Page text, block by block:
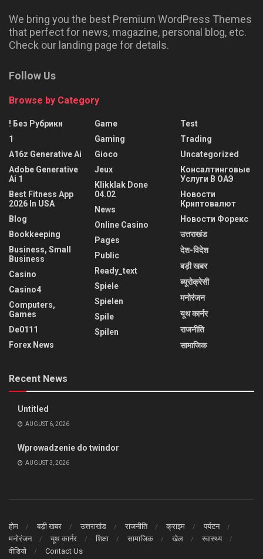
We bring you the best Premium WordPress Themes
that perfect for news, magazine, personal blog, etc.
Check our landing page for details.
Follow Us
Browse by Category
! Без Рубрики
1
A16z Generative Ai
Adobe Generative
Ai 1
Best Fitness App
2026 In USA
Blog
Bookkeeping
Business, Small
Business
Casino
Casino4
Computers,
Games
De0111
Forex News
Game
Gaming
Gioco
Jeux
Klikklak Done
04.02
News
Online Casino
Pages
Public
Ready_text
Spiele
Spielen
Spile
Spilen
Test
Trading
Uncategorized
Консалтинговые
Услуги В ОАЭ
Новости
Криптовалют
Новости Форекс
उत्तराखंड
देश-विदेश
बड़ी खबर
ब्यूरोक्रेसी
मनोरंजन
यूथ कार्नर
राजनीति
सामाजिक
Recent News
Untitled
AUGUST 6, 2026
Wprowadzenie do twindor
AUGUST 3, 2026
होम बड़ी खबर उत्तराखंड राजनीति क्राइम
पर्यटन
मनोरंजन
यूथ कार्नर शिक्षा सामाजिक खेल
स्वास्थ्य
वीडियो
Contact Us